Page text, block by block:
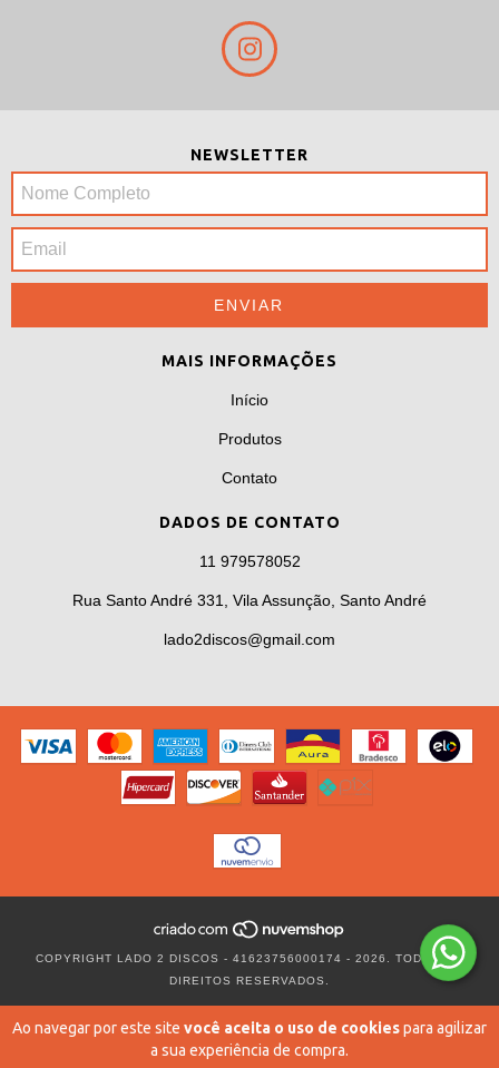
Ao navegar por este site você aceita o uso de cookiespara agilizar
a sua experiência de compra.
NEWSLETTER
MAIS INFORMAÇÕES
Início
Produtos
Contato
DADOS DE CONTATO
11 979578052
Rua Santo André 331, Vila Assunção, Santo André
lado2discos@gmail.com
COPYRIGHT LADO 2 DISCOS - 41623756000174 - 2026. TODOS OS
DIREITOS RESERVADOS.